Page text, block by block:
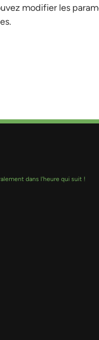
modifier les
dans l'heure qui suit !